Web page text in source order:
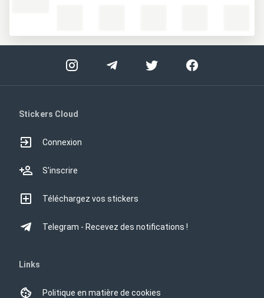
Stickers Cloud
Connexion
S'inscrire
Téléchargez vos stickers
Telegram - Recevez des notifications !
Links
Politique en matière de cookies